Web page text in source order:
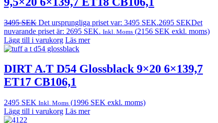
3495SEK Det ursprungliga priset var: 3495 SEK.2695 SEKDet
nuvarande priset är: 2695 SEK. Inkl. Moms (2156 SEK exkl. moms)
Lägg till i varukorg Läs mer
DIRT A.T D54 Glossblack 9×20 6×139,7
ET17 CB106,1
2495 SEK Inkl. Moms (1996 SEK exkl. moms)
Lägg till i varukorg Läs mer